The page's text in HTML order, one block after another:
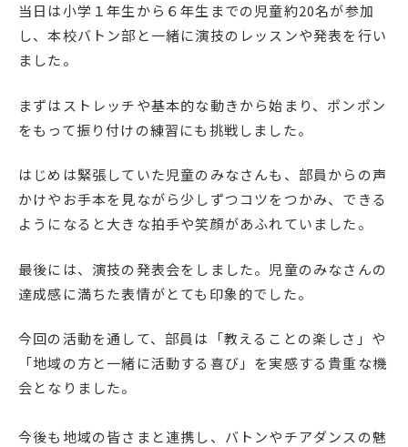
アクセス
お問い合わせ
English
当日は小学１年生から６年生までの児童約20名が参加
し、本校バトン部と一緒に演技のレッスンや発表を行い
ました。
まずはストレッチや基本的な動きから始まり、ポンポン
をもって振り付けの練習にも挑戦しました。
はじめは緊張していた児童のみなさんも、部員からの声
かけやお手本を見ながら少しずつコツをつかみ、できる
ようになると大きな拍手や笑顔があふれていました。
最後には、演技の発表会をしました。児童のみなさんの
達成感に満ちた表情がとても印象的でした。
今回の活動を通して、部員は「教えることの楽しさ」や
「地域の方と一緒に活動する喜び」を実感する貴重な機
会となりました。
今後も地域の皆さまと連携し、バトンやチアダンスの魅